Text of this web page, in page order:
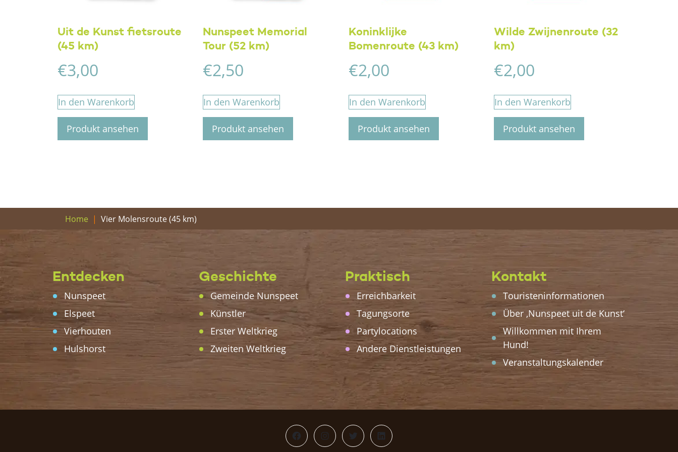
Uit de Kunst fietsroute
(45 km)
€3,00
In den Warenkorb
Produkt ansehen
Nunspeet Memorial
Tour (52 km)
€2,50
In den Warenkorb
Produkt ansehen
Koninklijke
Bomenroute (43 km)
€2,00
In den Warenkorb
Produkt ansehen
Wilde Zwijnenroute (32
km)
€2,00
In den Warenkorb
Produkt ansehen
Home Vier Molensroute (45 km)
Entdecken
Nunspeet
Elspeet
Vierhouten
Hulshorst
Geschichte
Gemeinde Nunspeet
Künstler
Erster Weltkrieg
Zweiten Weltkrieg
Praktisch
Erreichbarkeit
Tagungsorte
Partylocations
Andere Dienstleistungen
Kontakt
Touristeninformationen
Über ‚Nunspeet uit de Kunst‘
Willkommen mit Ihrem
Hund!
Veranstaltungskalender
FacebookInstagram
TwitterLinkedIn